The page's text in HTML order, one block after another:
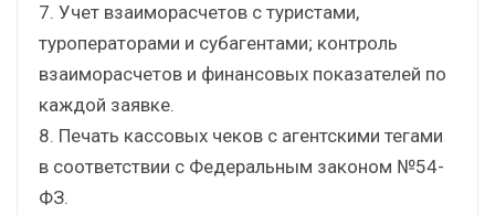
7. Учет взаиморасчетов с туристами,
туроператорами и субагентами; контроль
взаиморасчетов и финансовых показателей по
каждой заявке.
8. Печать кассовых чеков с агентскими тегами
в соответствии с Федеральным законом №54-
ФЗ.